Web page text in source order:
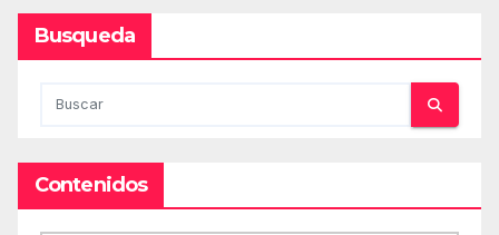
Busqueda
Contenidos